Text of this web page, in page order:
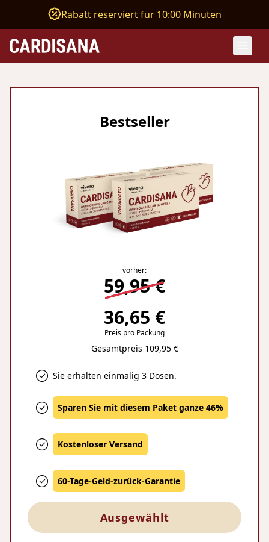
Rabatt reserviert für 10:00 Minuten
Bestseller
vorher:
59,95 €
36,65 €
Preis pro Packung
Gesamtpreis 109,95 €
Sie erhalten einmalig 3 Dosen.
Sparen Sie mit diesem Paket ganze 46%
Kostenloser Versand
60-Tage-Geld-zurück-Garantie
Ausgewählt